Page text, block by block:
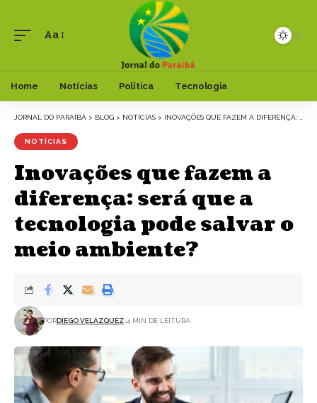
Aa
Home Notícias Política Tecnologia
JORNAL DO PARAIBÁ > BLOG > NOTÍCIAS > INOVAÇÕES QUE FAZEM A DIFERENÇA: SERÁ QUE A TECNOLOGIA PODE SALVAR O MEIO AMBIENTE?
NOTÍCIAS
Inovações que fazem a
diferença: será que a
tecnologia pode salvar o
meio ambiente?
PORDIEGO VELÁZQUEZ 4 MIN DE LEITURA